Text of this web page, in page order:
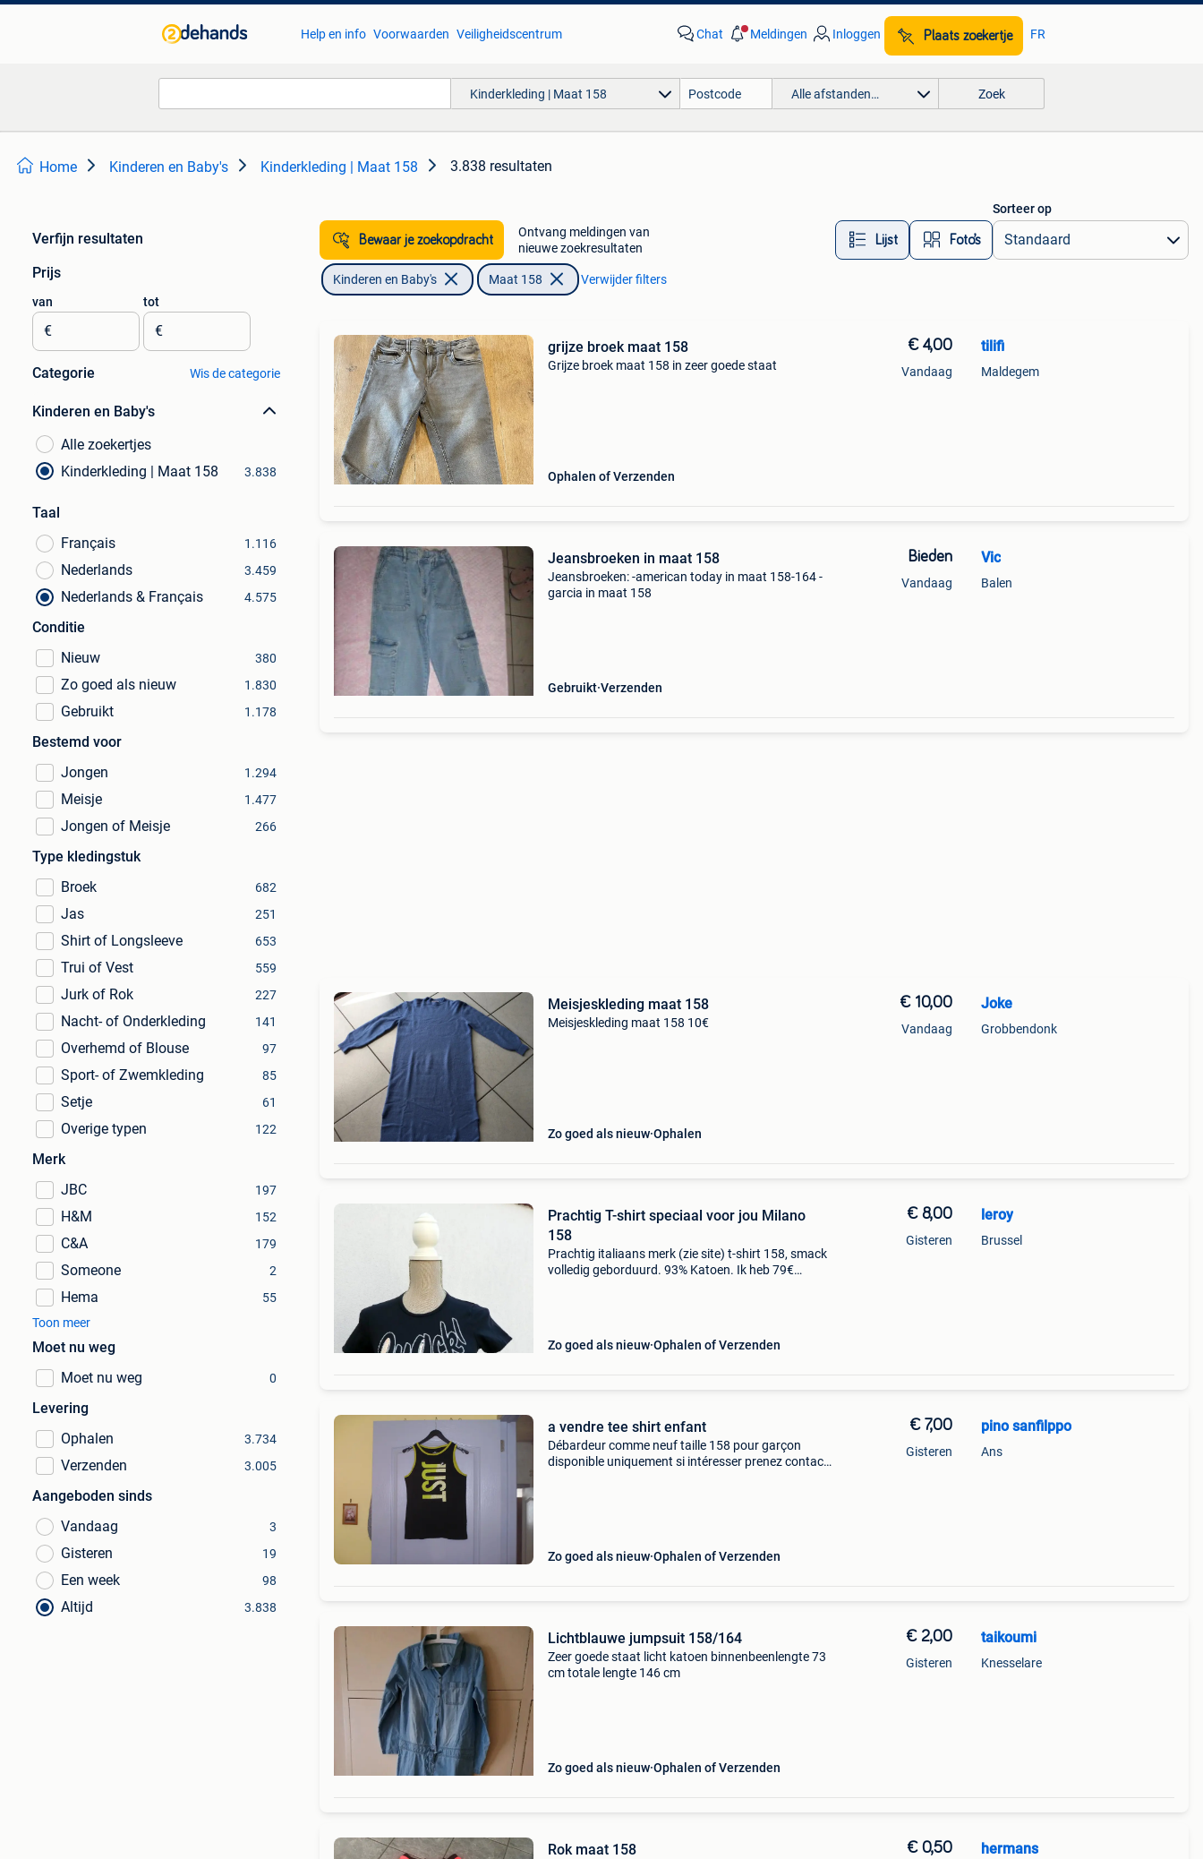
Help en info Voorwaarden Veiligheidscentrum Chat Meldingen Inloggen Plaats zoekertje FR
Kinderkleding | Maat 158 Alle afstanden… Zoek
Home Kinderen en Baby's Kinderkleding | Maat 158 3.838 resultaten
Verfijn resultaten
Prijs
van
€
tot
€
Categorie Wis de categorie
Kinderen en Baby's
Alle zoekertjes
Kinderkleding | Maat 158
3.838
Taal
Français
1.116
Nederlands 3.459
Nederlands & Français 4.575
Conditie
Nieuw
380
Zo goed als nieuw 1.830
Gebruikt 1.178
Bestemd voor
Jongen
1.294
Meisje 1.477
Jongen of Meisje 266
Type kledingstuk
Broek
682
Jas 251
Shirt of Longsleeve 653
Trui of Vest 559
Jurk of Rok 227
Nacht- of Onderkleding 141
Overhemd of Blouse 97
Sport- of Zwemkleding 85
Setje 61
Overige typen 122
Merk
JBC
197
H&M 152
C&A 179
Someone 2
Hema
55
Toon meer
Moet nu weg
Moet nu weg
0
Levering
Ophalen
3.734
Verzenden 3.005
Aangeboden sinds
Vandaag
3
Gisteren 19
Een week 98
Altijd 3.838
Bewaar je zoekopdracht
Ontvang meldingen van
nieuwe zoekresultaten
Lijst Foto’s
Sorteer op
Kinderen en Baby's Maat 158 Verwijder filters
grijze broek maat 158
Grijze broek maat 158 in zeer goede staat
Ophalen of Verzenden
€ 4,00
Vandaag
tilifi
Maldegem
Jeansbroeken in maat 158
Jeansbroeken: -american today in maat 158-164 -
garcia in maat 158
Gebruikt Verzenden
Bieden
Vandaag
Vic
Balen
Meisjeskleding maat 158
Meisjeskleding maat 158 10€
Zo goed als nieuw Ophalen
€ 10,00
Vandaag
Joke
Grobbendonk
Prachtig T-shirt speciaal voor jou Milano
158
Prachtig italiaans merk (zie site) t-shirt 158, smack
volledig geborduurd. 93% Katoen. Ik heb 79€
Zo goed als nieuw Ophalen of Verzenden
€ 8,00
Gisteren
leroy
Brussel
a vendre tee shirt enfant
Débardeur comme neuf taille 158 pour garçon
disponible uniquement si intéresser prenez contact
Zo goed als nieuw Ophalen of Verzenden
€ 7,00
Gisteren
pino sanfilppo
Ans
Lichtblauwe jumpsuit 158/164
Zeer goede staat licht katoen binnenbeenlengte 73
cm totale lengte 146 cm
Zo goed als nieuw Ophalen of Verzenden
€ 2,00
Gisteren
taikoumi
Knesselare
Rok maat 158 € 0,50 hermans